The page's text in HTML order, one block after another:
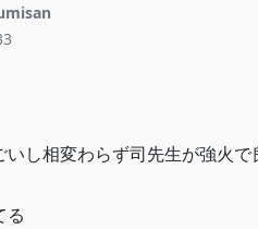
し相変わらず司先生が強火
る